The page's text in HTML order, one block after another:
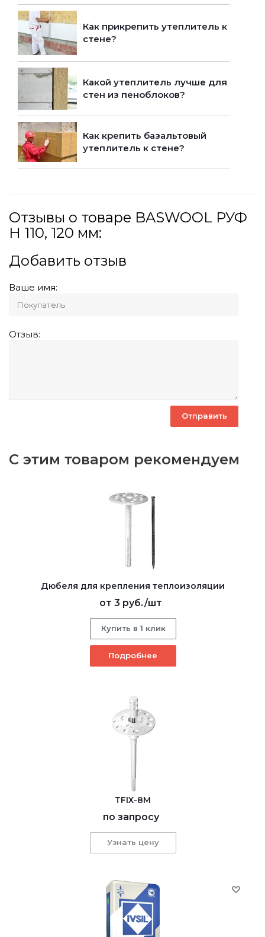
Как прикрепить утеплитель к
стене?
Какой утеплитель лучше для
стен из пеноблоков?
Как крепить базальтовый
утеплитель к стене?
Отзывы о товаре BASWOOL РУФ
Н 110, 120 мм:
Добавить отзыв
Ваше имя:
Отзыв:
С этим товаром рекомендуем
Дюбеля для крепления теплоизоляции
от 3 руб./шт
Купить в 1 клик
Подробнее
TFIX-8M
по запросу
Узнать цену